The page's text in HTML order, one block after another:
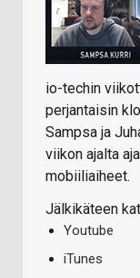
io-techin
perjantaisin
Sampsa ja
viikon ajalta
mobiiliaiheet.
Jälkikäteen
Youtube
iTunes